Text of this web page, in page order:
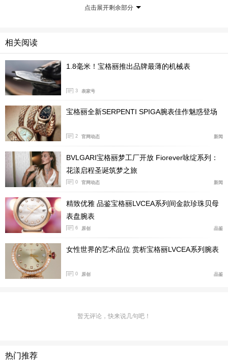
宝格丽Doppio Baccellato戒指
宝格丽Doppio Baccellato戒指新品，精妙诠释了这一美学
工艺源自希腊与罗马的经典建筑，历经漫长岁月洗礼，在
点击展开剩余部分
相关阅读
1.8毫米！宝格丽推出品牌最薄的机械表
3 表家号
宝格丽全新SERPENTI SPIGA腕表佳作魅惑登场
2 官网动态 新闻
BVLGARI宝格丽梦工厂开放 Fiorever咏绽系列：
花漾启程圣诞筑梦之旅
0 官网动态 新闻
精致优雅 品鉴宝格丽LVCEA系列间金款珍珠贝母
表盘腕表
6 原创 品鉴
女性世界的艺术品位 赏析宝格丽LVCEA系列腕表
0 原创 品鉴
暂无评论，快来说几句吧！
热门推荐